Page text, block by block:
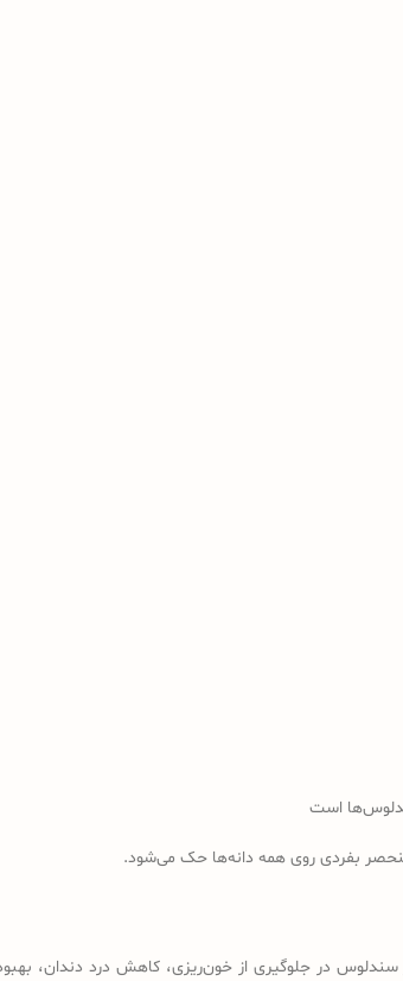
است
بفردی روی همه دانه‌ها حک می‌شود.
در جلوگیری از خون‌ریزی، کاهش درد دندان،